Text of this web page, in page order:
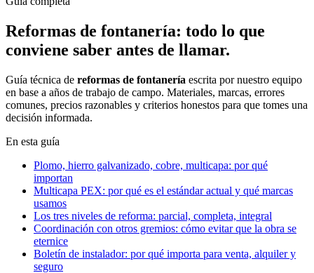
Reformas de fontanería: todo lo que
conviene saber antes de llamar.
Guía técnica de reformas de fontanería escrita por nuestro equipo
en base a años de trabajo de campo. Materiales, marcas, errores
comunes, precios razonables y criterios honestos para que tomes una
decisión informada.
En esta guía
Plomo, hierro galvanizado, cobre, multicapa: por qué
importan
Multicapa PEX: por qué es el estándar actual y qué marcas
usamos
Los tres niveles de reforma: parcial, completa, integral
Coordinación con otros gremios: cómo evitar que la obra se
eternice
Boletín de instalador: por qué importa para venta, alquiler y
seguro